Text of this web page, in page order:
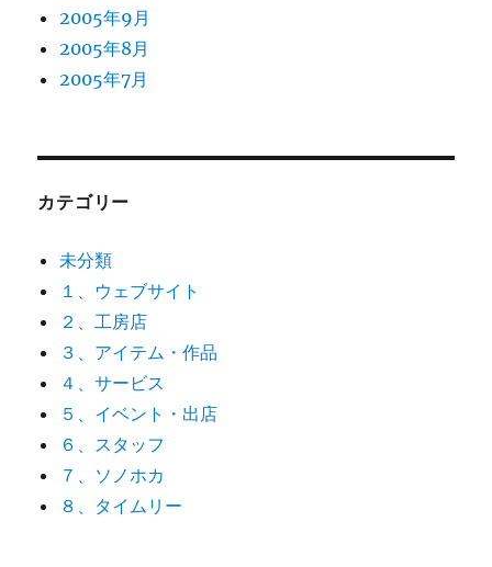
2005年9月
2005年8月
2005年7月
カテゴリー
未分類
１、ウェブサイト
２、工房店
３、アイテム・作品
４、サービス
５、イベント・出店
６、スタッフ
７、ソノホカ
８、タイムリー